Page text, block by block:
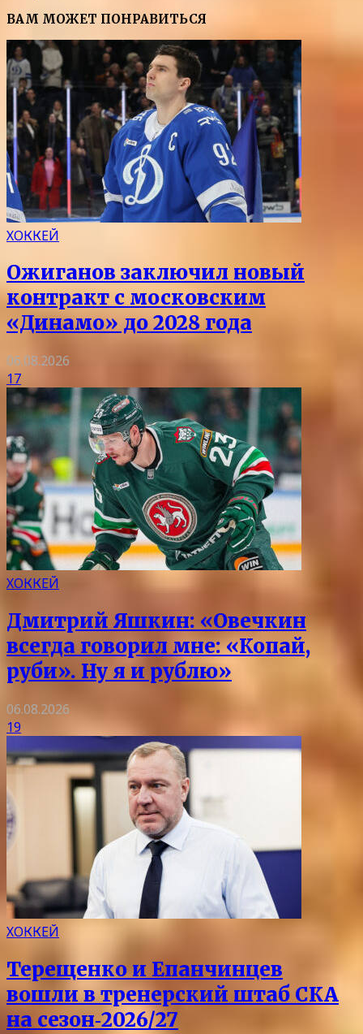
ВАМ МОЖЕТ ПОНРАВИТЬСЯ
ХОККЕЙ
Ожиганов заключил новый
контракт с московским
«Динамо» до 2028 года
06.08.2026
17
ХОККЕЙ
Дмитрий Яшкин: «Овечкин
всегда говорил мне: «Копай,
руби». Ну я и рублю»
06.08.2026
19
ХОККЕЙ
Терещенко и Епанчинцев
вошли в тренерский штаб СКА
на сезон‑2026/27